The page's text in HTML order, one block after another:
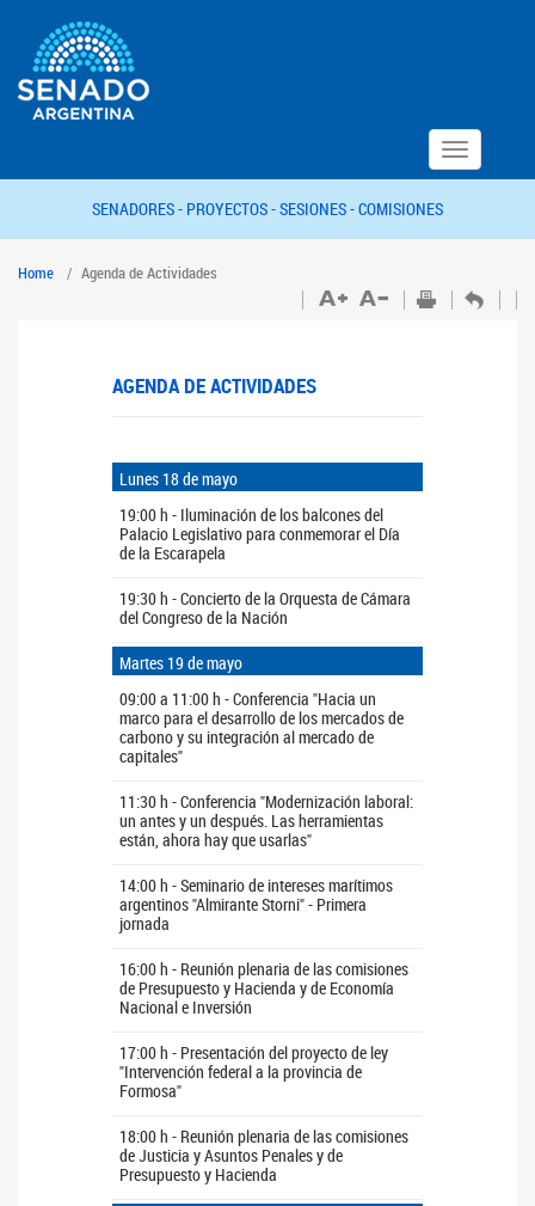
Toggle
navigation
SENADORES - PROYECTOS -SESIONES -COMISIONES
Home Agenda de Actividades
AGENDA DE ACTIVIDADES
Lunes 18 de mayo
19:00 h - Iluminación de los balcones del
Palacio Legislativo para conmemorar el Día
de la Escarapela
19:30 h - Concierto de la Orquesta de Cámara
del Congreso de la Nación
Martes 19 de mayo
09:00 a 11:00 h - Conferencia "Hacia un
marco para el desarrollo de los mercados de
carbono y su integración al mercado de
capitales"
11:30 h - Conferencia "Modernización laboral:
un antes y un después. Las herramientas
están, ahora hay que usarlas"
14:00 h - Seminario de intereses marítimos
argentinos "Almirante Storni" - Primera
jornada
16:00 h - Reunión plenaria de las comisiones
de Presupuesto y Hacienda y de Economía
Nacional e Inversión
17:00 h - Presentación del proyecto de ley
"Intervención federal a la provincia de
Formosa"
18:00 h - Reunión plenaria de las comisiones
de Justicia y Asuntos Penales y de
Presupuesto y Hacienda